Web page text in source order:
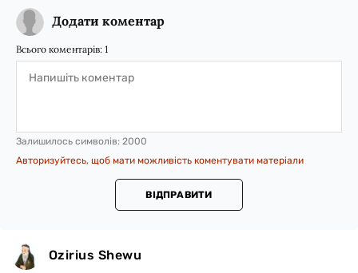
Додати коментар
Всього коментарів: 1
Залишилось символів: 2000
Авторизуйтесь, щоб мати можливість коментувати матеріали
ВІДПРАВИТИ
Ozirius Shewu